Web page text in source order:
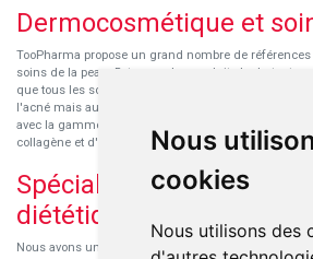
Nous
cookies
Nous utilisons des
Dermocosmétique et
TooPharma propose un grand nombre de
soins de la peau. Retrouvez les produits hydratants
que tous les soins pour peaux sensibles ou à
l'acné mais aussi des démaquillants. Découvrez nos
avec la gamme anti-âge pour les peaux encore
collagène et d'acide hyaluronique.
Spécialisation en
diététique
Nous avons un engouement particulier pour la